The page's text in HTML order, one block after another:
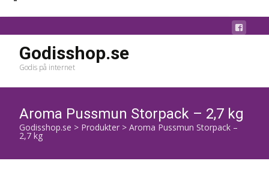
Godisshop.se
Godis på internet
Aroma Pussmun Storpack – 2,7 kg
Godisshop.se > Produkter > Aroma Pussmun Storpack –
2,7 kg